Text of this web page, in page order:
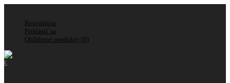
Registrácia
Prihlásiť sa
Obľúbené produkty (0)
€